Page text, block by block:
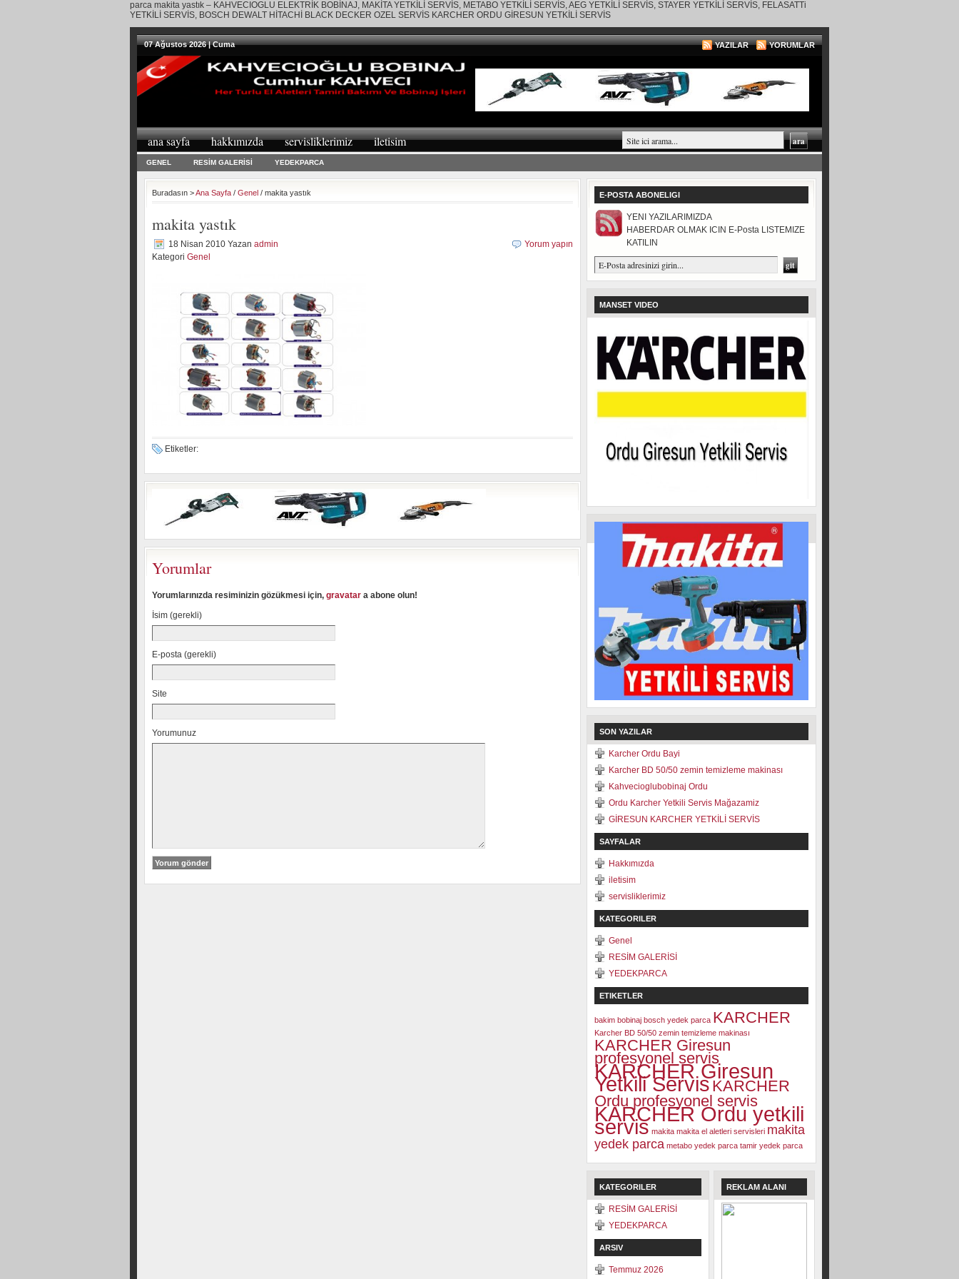
parca makita yastık – KAHVECIOGLU ELEKTRİK BOBİNAJ, MAKİTA YETKİLİ SERVİS, METABO YETKİLİ SERVİS, AEG YETKİLİ SERVİS, STAYER YETKİLİ SERVİS, FELASATTi
YETKİLİ SERVİS, BOSCH DEWALT HİTACHİ BLACK DECKER OZEL SERVİS KARCHER ORDU GİRESUN YETKİLİ SERVİS
07 Ağustos 2026 | Cuma YAZILAR YORUMLAR
ana sayfa hakkımızda servisliklerimiz iletisim
GENEL RESİM GALERİSİ YEDEKPARCA
Buradasın >Ana Sayfa / Genel / makita yastık
makita yastık
18 Nisan 2010 Yazan admin
Kategori Genel
Yorum yapın
Etiketler:
Yorumlar
Yorumlarınızda resiminizin gözükmesi için, gravatar a abone olun!
İsim (gerekli)
E-posta (gerekli)
Site
Yorumunuz
E-POSTA ABONELIGI
YENI YAZILARIMIZDA
HABERDAR OLMAK ICIN E-Posta LISTEMIZE
KATILIN
MANSET VIDEO
SON YAZILAR
Karcher Ordu Bayi
Karcher BD 50/50 zemin temizleme makinası
Kahvecioglubobinaj Ordu
Ordu Karcher Yetkili Servis Mağazamiz
GİRESUN KARCHER YETKİLİ SERVİS
SAYFALAR
Hakkımızda
iletisim
servisliklerimiz
KATEGORILER
Genel
RESİM GALERİSİ
YEDEKPARCA
ETIKETLER
bakim bobinaj bosch yedek parca KARCHER
Karcher BD 50/50 zemin temizleme makinası
KARCHER Giresun
profesyonel servis
KARCHER Giresun
Yetkili ServisKARCHER
Ordu profesyonel servis
KARCHER Ordu yetkili
servis makita makita el aletleri servisleri makita
yedek parca metabo yedek parca tamir yedek parca
KATEGORILER
RESİM GALERİSİ
YEDEKPARCA
ARSIV
Temmuz 2026
REKLAM ALANI